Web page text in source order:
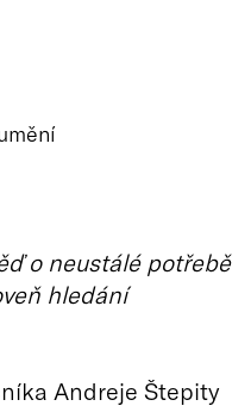
o neustálé potřebě
hledání
Andreje Štepity